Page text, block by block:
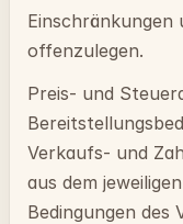
Einschränkungen
offenzulegen.
Preis- und
Verkaufs- und
aus dem
Bedingungen des